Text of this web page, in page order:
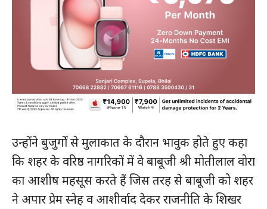
उन्होंने बुजुर्गों से मुलाकात के दौरान भावुक होते हुए कहा
कि शहर के वरिष्ठ नागरिकों में वे बाबूजी श्री मोतीलाल वोरा
का आशीष महसूस करते हैं जिस तरह से बाबूजी को शहर
ने अपार प्रेम स्नेह व आशीर्वाद देकर राजनीति के शिखर